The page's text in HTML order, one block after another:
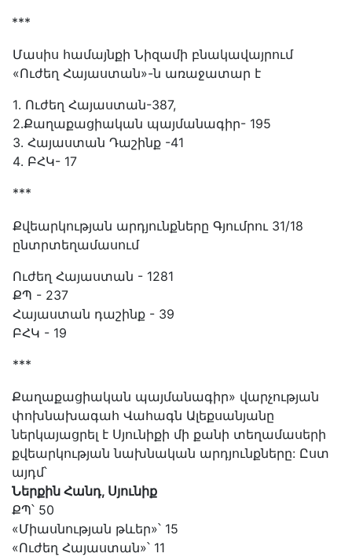
***
Մասիս համայնքի Նիզամի բնակավայրում
«Ուժեղ Հայաստան»-ն առաջատար է
1․ Ուժեղ Հայաստան-387,
2․Քաղաքացիական պայմանագիր- 195
3․ Հայաստան Դաշինք -41
4․ ԲՀԿ- 17
***
Քվեարկության արդյունքները Գյումրու 31/18
ընտրտեղամասում
Ուժեղ Հայաստան - 1281
ՔՊ - 237
Հայաստան դաշինք - 39
ԲՀԿ - 19
***
Քաղաքացիական պայմանագիր» վարչության
փոխնախագահ Վահագն Ալեքսանյանը
ներկայացրել է Սյունիքի մի քանի տեղամասերի
քվեարկության նախնական արդյունքները: Ըստ
այդմ՝
Ներքին Հանդ, Սյունիք
ՔՊ՝ 50
«Միասնության թևեր»՝ 15
«Ուժեղ Հայաստան»՝ 11